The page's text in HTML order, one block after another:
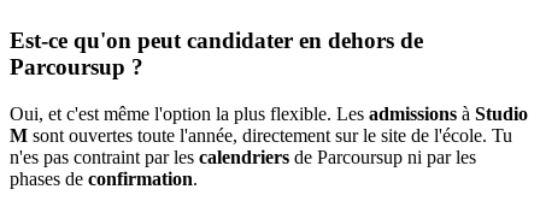
Est-ce qu'on peut candidater en dehors de
Parcoursup ?
Oui, et c'est même l'option la plus flexible. Les admissions à Studio
M sont ouvertes toute l'année, directement sur le site de l'école. Tu
n'es pas contraint par les calendriers de Parcoursup ni par les
phases de confirmation.